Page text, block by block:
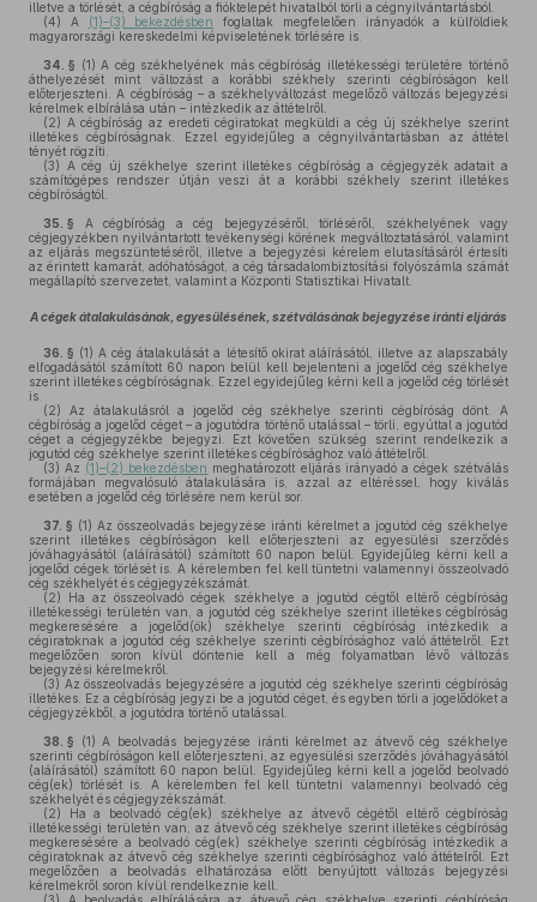
illetve a törlését, a cégbíróság a fióktelepét hivatalból törli a cégnyilvántartásból.
(4) A (1)–(3) bekezdésben
foglaltak megfelelően irányadók a külföldiek
magyarországi kereskedelmi képviseletének törlésére is.
34. § (1) A cég székhelyének más cégbíróság illetékességi területére történő
áthelyezését mint változást a korábbi székhely szerinti cégbíróságon kell
előterjeszteni. A cégbíróság – a székhelyváltozást megelőző változás bejegyzési
kérelmek elbírálása után – intézkedik az áttételről.
(2) A cégbíróság az eredeti cégiratokat megküldi a cég új székhelye szerint
illetékes cégbíróságnak. Ezzel egyidejűleg a cégnyilvántartásban az áttétel
tényét rögzíti.
(3) A cég új székhelye szerint illetékes cégbíróság a cégjegyzék adatait a
számítógépes rendszer útján veszi át a korábbi székhely szerint illetékes
cégbíróságtól.
35. § A cégbíróság a cég bejegyzéséről, törléséről, székhelyének vagy
cégjegyzékben nyilvántartott tevékenységi körének megváltoztatásáról, valamint
az eljárás megszüntetéséről, illetve a bejegyzési kérelem elutasításáról értesíti
az érintett kamarát, adóhatóságot, a cég társadalombiztosítási folyószámla számát
megállapító szervezetet, valamint a Központi Statisztikai Hivatalt.
A cégek átalakulásának, egyesülésének, szétválásának bejegyzése iránti eljárás
36. § (1) A cég átalakulását a létesítő okirat aláírásától, illetve az alapszabály
elfogadásától számított 60 napon belül kell bejelenteni a jogelőd cég székhelye
szerint illetékes cégbíróságnak. Ezzel egyidejűleg kérni kell a jogelőd cég törlését
is.
(2) Az átalakulásról a jogelőd cég székhelye szerinti cégbíróság dönt. A
cégbíróság a jogelőd céget – a jogutódra történő utalással – törli, egyúttal a jogutód
céget a cégjegyzékbe bejegyzi. Ezt követően szükség szerint rendelkezik a
jogutód cég székhelye szerint illetékes cégbírósághoz való áttételről.
(3) Az (1)–(2) bekezdésben meghatározott eljárás irányadó a cégek szétválás
formájában megvalósuló átalakulására is, azzal az eltéréssel, hogy kiválás
esetében a jogelőd cég törlésére nem kerül sor.
37. § (1) Az összeolvadás bejegyzése iránti kérelmet a jogutód cég székhelye
szerint illetékes cégbíróságon kell előterjeszteni az egyesülési szerződés
jóváhagyásától (aláírásától) számított 60 napon belül. Egyidejűleg kérni kell a
jogelőd cégek törlését is. A kérelemben fel kell tüntetni valamennyi összeolvadó
cég székhelyét és cégjegyzékszámát.
(2) Ha az összeolvadó cégek székhelye a jogutód cégtől eltérő cégbíróság
illetékességi területén van, a jogutód cég székhelye szerint illetékes cégbíróság
megkeresésére a jogelőd(ök) székhelye szerinti cégbíróság intézkedik a
cégiratoknak a jogutód cég székhelye szerinti cégbírósághoz való áttételről. Ezt
megelőzően soron kívül döntenie kell a még folyamatban lévő változás
bejegyzési kérelmekről.
(3) Az összeolvadás bejegyzésére a jogutód cég székhelye szerinti cégbíróság
illetékes. Ez a cégbíróság jegyzi be a jogutód céget, és egyben törli a jogelődöket a
cégjegyzékből, a jogutódra történő utalással.
38. § (1) A beolvadás bejegyzése iránti kérelmet az átvevő cég székhelye
szerinti cégbíróságon kell előterjeszteni, az egyesülési szerződés jóváhagyásától
(aláírásától) számított 60 napon belül. Egyidejűleg kérni kell a jogelőd beolvadó
cég(ek) törlését is. A kérelemben fel kell tüntetni valamennyi beolvadó cég
székhelyét és cégjegyzékszámát.
(2) Ha a beolvadó cég(ek) székhelye az átvevő cégétől eltérő cégbíróság
illetékességi területén van, az átvevő cég székhelye szerint illetékes cégbíróság
megkeresésére a beolvadó cég(ek) székhelye szerinti cégbíróság intézkedik a
cégiratoknak az átvevő cég székhelye szerinti cégbírósághoz való áttételről. Ezt
megelőzően a beolvadás elhatározása előtt benyújtott változás bejegyzési
kérelmekről soron kívül rendelkeznie kell.